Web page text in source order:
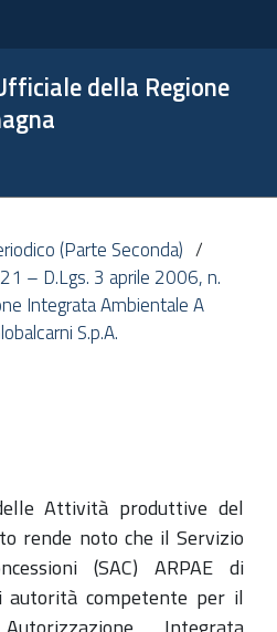
della Regione
(Parte Seconda)
– D.Lgs. 3 aprile 2006, n.
Integrata Ambientale A
S.p.A.
Attività produttive del
rende noto che il Servizio
(SAC) ARPAE di
autorità competente per il